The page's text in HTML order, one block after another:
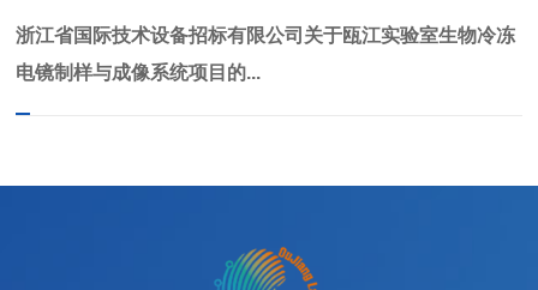
浙江省国际技术设备招标有限公司关于瓯江实验室生物冷冻
电镜制样与成像系统项目的...